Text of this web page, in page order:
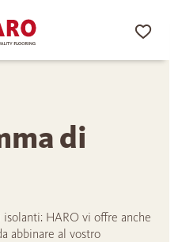
di
HARO vi offre anche
abbinare al vostro